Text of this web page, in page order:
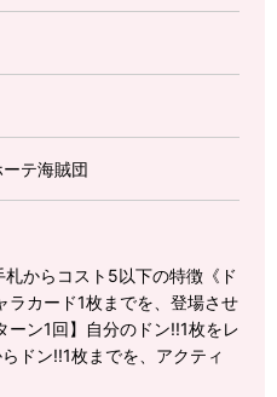
テ海賊団
からコスト5以下の特徴《ド
ラカード1枚までを、登場させ
ーン1回】自分のドン!!1枚をレ
ドン!!1枚までを、アクティ